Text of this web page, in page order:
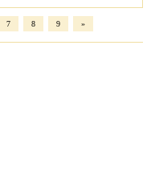
7 8 9 »